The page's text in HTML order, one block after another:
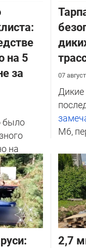
на 5
за
было
на
07
М6,
2,7